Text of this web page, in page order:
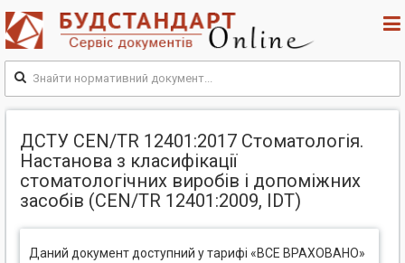
ДСТУ CEN/TR 12401:2017 Стоматологія.
Настанова з класифікації
стоматологічних виробів і допоміжних
засобів (CEN/TR 12401:2009, IDT)
Даний документ доступний у тарифі «ВСЕ ВРАХОВАНО»